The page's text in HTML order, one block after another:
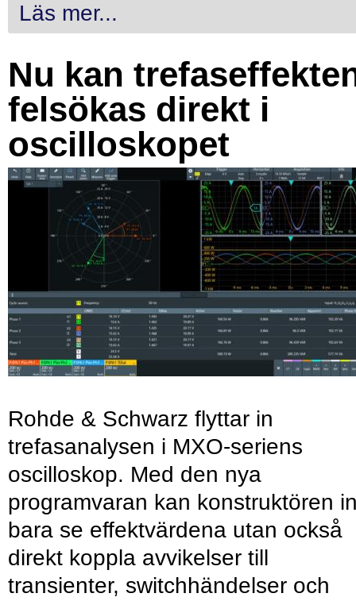
Läs mer...
Nu kan
felsökas direkt i
oscilloskopet
Rohde & Schwarz flyttar in
trefasanalysen i MXO-seriens
oscilloskop. Med den nya
programvaran kan konstruktören
bara se effektvärdena utan också
direkt koppla avvikelser till
transienter, switchhändelser och